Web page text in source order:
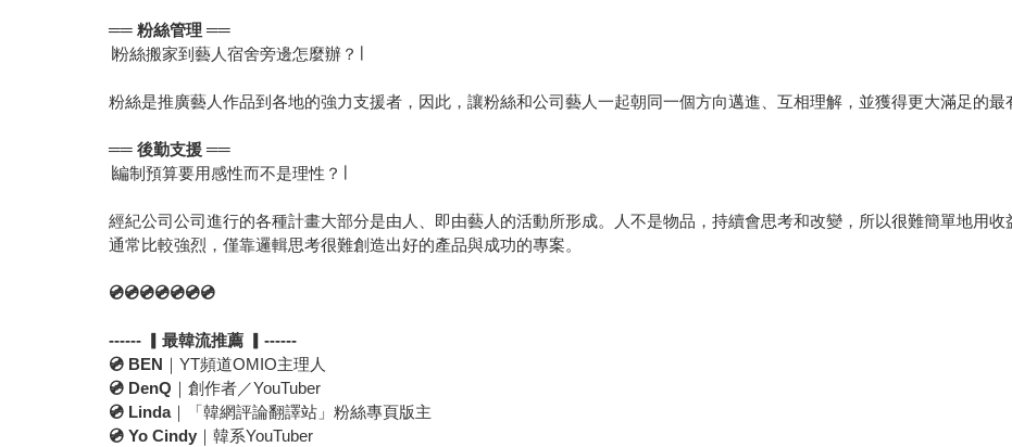
══粉絲管理 ══
∣粉絲搬家到藝人宿舍旁邊怎麼辦？∣
粉絲是推廣藝人作品到各地的強力支援者，因此，讓粉絲和公司藝人一起朝同一個方向邁進、互相理解，並獲得更大滿足的最
══後勤支援 ══
∣編制預算要用感性而不是理性？∣
經紀公司公司進行的各種計畫大部分是由人、即由藝人的活動所形成。人不是物品，持續會思考和改變，所以很難簡單地用
通常比較強烈，僅靠邏輯思考很難創造出好的產品與成功的專案。
💿💿💿💿💿💿💿
------ ▎最韓流推薦 ▎------
💿 BEN ｜YT頻道OMIO主理人
💿 DenQ ｜創作者／YouTuber
💿 Linda｜「韓網評論翻譯站」粉絲專頁版主
💿 Yo Cindy ｜韓系YouTuber